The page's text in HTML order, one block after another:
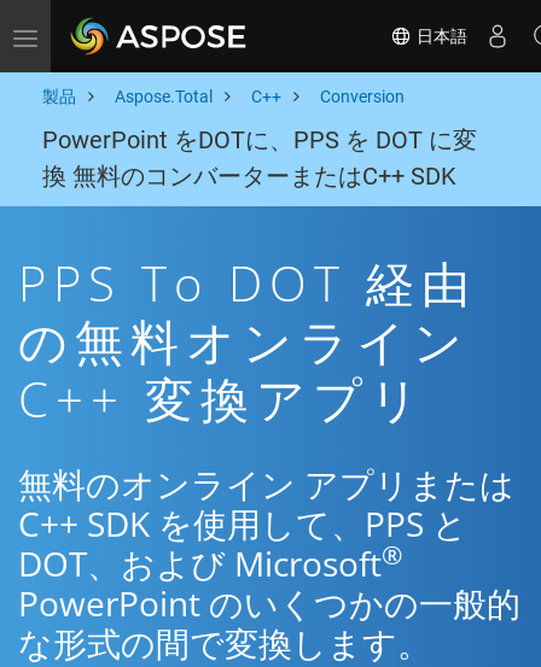
Toggle navigation 日本語
製品 Aspose.Total C++ Conversion
PowerPoint をDOTに、PPS を DOT に変
換 無料のコンバーターまたはC++ SDK
PPS To DOT 経由
の無料オンライン
C++ 変換アプリ
無料のオンライン アプリまたは
C++ SDK を使用して、PPS と
DOT、および Microsoft®
PowerPoint のいくつかの一般的
な形式の間で変換します。